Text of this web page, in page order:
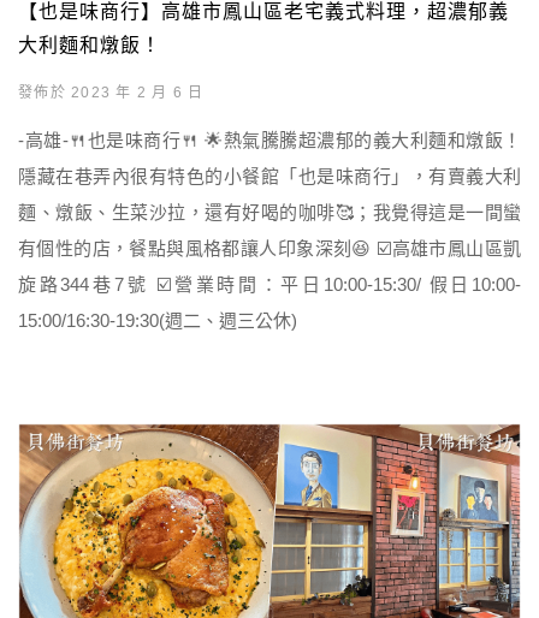
【也是味商行】高雄市鳳山區老宅義式料理，超濃郁義
大利麵和燉飯！
發佈於 2023 年 2 月 6 日
-高雄-🍴也是味商行🍴 🌟熱氣騰騰超濃郁的義大利麵和燉飯！
隱藏在巷弄內很有特色的小餐館「也是味商行」，有賣義大利
麵、燉飯、生菜沙拉，還有好喝的咖啡🥰；我覺得這是一間蠻
有個性的店，餐點與風格都讓人印象深刻😆 ☑️高雄市鳳山區凱
旋路344巷7號 ☑️營業時間：平日10:00-15:30/ 假日10:00-
15:00/16:30-19:30(週二、週三公休)